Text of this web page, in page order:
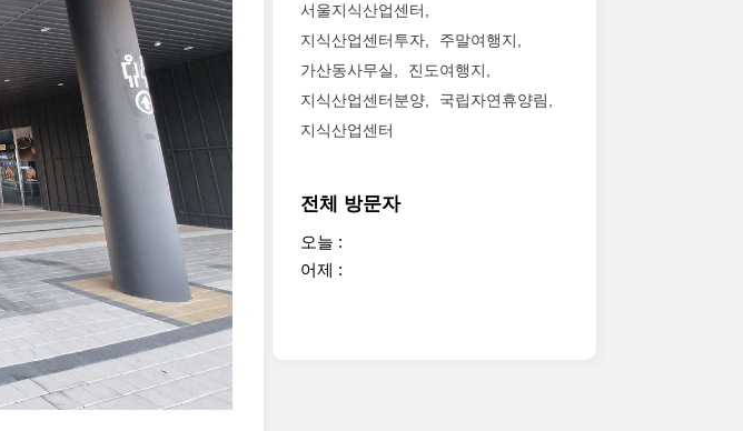
서울지식산업센터
지식산업센터투자
주말여행지
가산동사무실
진도여행지
지식산업센터분양
국립자연휴양림
지식산업센터
전체 방문자
오늘 :
어제 :